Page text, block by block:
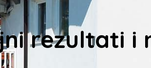
rezultati i